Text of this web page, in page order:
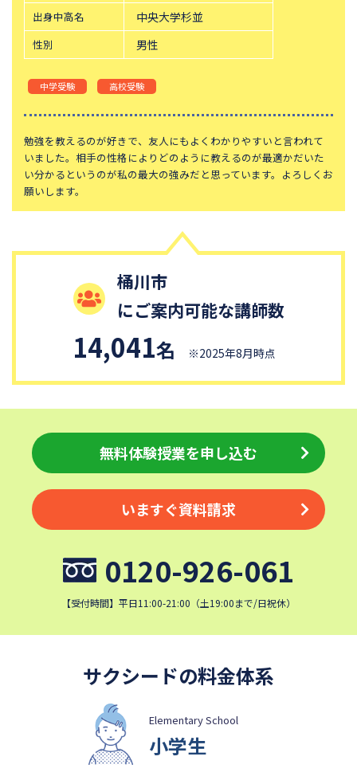
出身中高名 中央大学杉並
性別 男性
中学受験 高校受験
勉強を教えるのが好きで、友人にもよくわかりやすいと言われて
いました。相手の性格によりどのように教えるのが最適かだいた
い分かるというのが私の最大の強みだと思っています。よろしくお
願いします。
桶川市
にご案内可能な講師数
14,041名 ※2025年8月時点
無料体験授業を申し込む
いますぐ資料請求
0120-926-061
【受付時間】平日11:00-21:00（土19:00まで/日祝休）
サクシードの料金体系
Elementary School
小学生